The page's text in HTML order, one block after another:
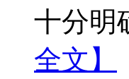
十分明
全文】